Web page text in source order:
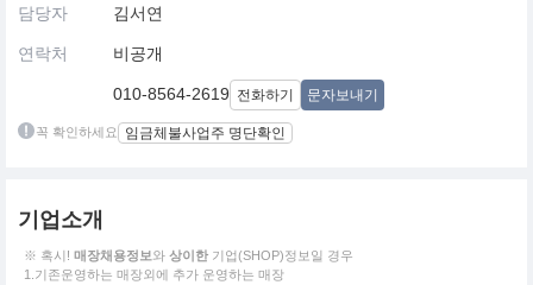
담당자 김서연
연락처 비공개
010-8564-2619 전화하기 문자보내기
꼭 확인하세요 임금체불사업주 명단확인
기업소개
※ 혹시! 매장채용정보와 상이한 기업(SHOP)정보일 경우
1.기존운영하는 매장외에 추가 운영하는 매장